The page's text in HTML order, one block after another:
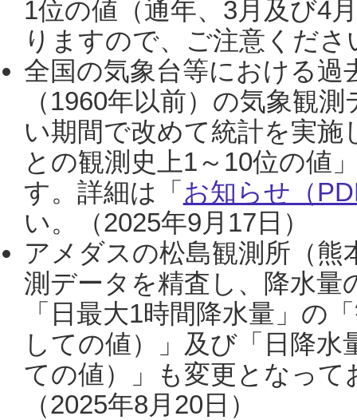
1位の値（通年、3月及び4
りますので、ご注意くだ
全国の気象台等における過
（1960年以前）の気象観
い期間で改めて統計を実
との観測史上1～10位の値
す。詳細は「 お知らせ（
い。（2025年9月17日）
アメダスの松島観測所（熊
測データを精査し、降水
「日最大1時間降水量」の
しての値）」及び「日降
ての値）」も変更となっ
（2025年8月20日）